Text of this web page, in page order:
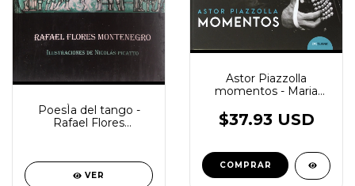
PoesÌa del tango -
Rafael Flores
VER
Astor Piazzolla
momentos - Maria
- Octubre
$37.93 USD